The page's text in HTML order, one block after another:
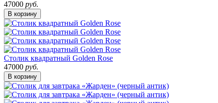
47000 руб.
В корзину
Столик квадратный Golden Rose
47000 руб.
В корзину